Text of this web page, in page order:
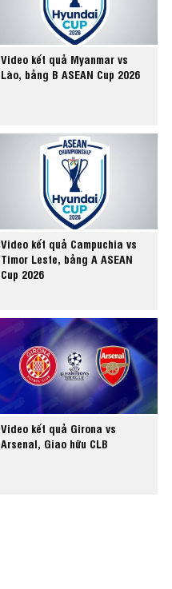
Video kết quả Myanmar vs
Lào, bảng B ASEAN Cup 2026
Video kết quả Campuchia vs
Timor Leste, bảng A ASEAN
Cup 2026
Video kết quả Girona vs
Arsenal, Giao hữu CLB